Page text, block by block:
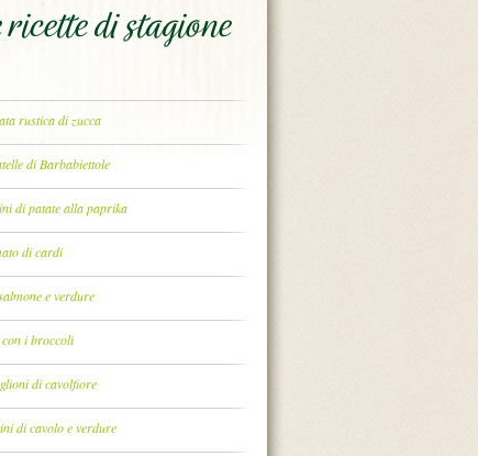
di stagione
rustica di zucca
di Barbabiettole
di patate alla paprika
di cardi
e verdure
con i broccoli
di cavolfiore
di cavolo e verdure